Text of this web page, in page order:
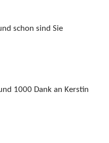
schon sind Sie
1000 Dank an Kerstin